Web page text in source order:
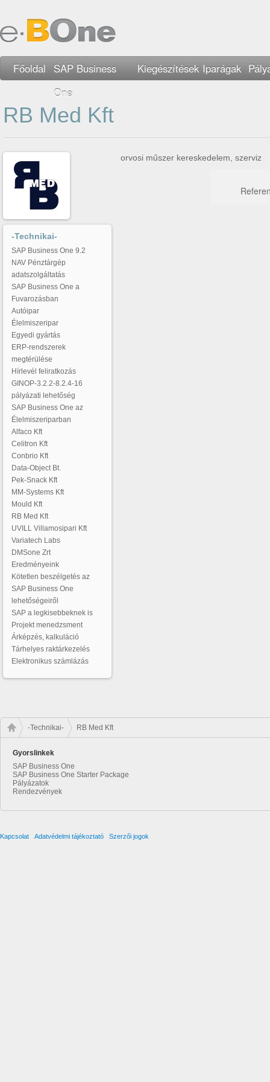
Főoldal
SAP Business
One
Kiegészítések Iparágak
RB Med Kft
orvosi műszer kereskedelem, szerviz
-Technikai-
SAP Business One 9.2
NAV Pénztárgép
adatszolgáltatás
SAP Business One a
Fuvarozásban
Autóipar
Élelmiszeripar
Egyedi gyártás
ERP-rendszerek
megtérülése
Hírlevél feliratkozás
GINOP-3.2.2-8.2.4-16
pályázati lehetőség
SAP Business One az
Élelmiszeriparban
Alfaco Kft
Celitron Kft
Conbrio Kft
Data-Object Bt.
Pek-Snack Kft
MM-Systems Kft
Mould Kft
RB Med Kft
UVILL Villamosipari Kft
Variatech Labs
DMSone Zrt
Eredményeink
Kötetlen beszélgetés az
SAP Business One
lehetőségeiről
SAP a legkisebbeknek is
Projekt menedzsment
Árképzés, kalkuláció
Tárhelyes raktárkezelés
Elektronikus számlázás
-Technikai- RB Med Kft
Gyorslinkek
SAP Business One
SAP Business One Starter Package
Pályázatok
Rendezvények
Kapcsolat Adatvédelmi tájékoztató Szerzői jogok